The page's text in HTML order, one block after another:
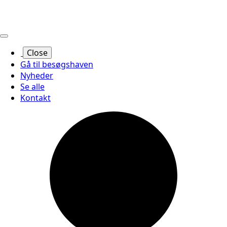
Close
Gå til besøgshaven
Nyheder
Se alle
Kontakt